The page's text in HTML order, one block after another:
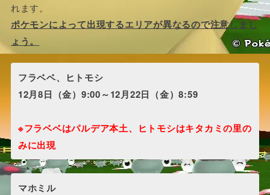
れます。
ポケモンによって出現するエリアが異なるので注意しまし
ょう。
フラベベ、ヒトモシ
12月8日（金）9:00～12月22日（金）8:59
※フラベベはパルデア本土、ヒトモシはキタカミの里の
みに出現
マホミル